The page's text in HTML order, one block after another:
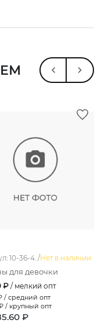
10-36-4. /Нет в наличии
для девочки
₽/ мелкий опт
/ средний опт
/ крупный опт
₽